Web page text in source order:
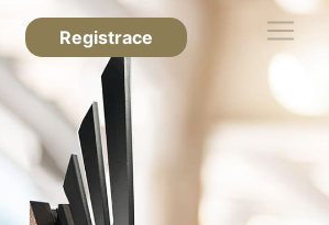
Registrace